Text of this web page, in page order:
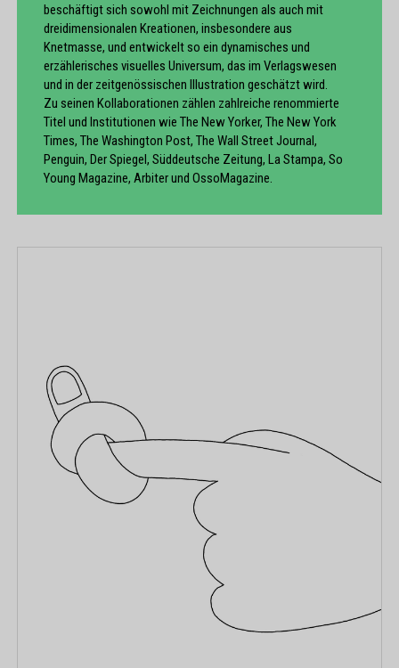
beschäftigt sich sowohl mit Zeichnungen als auch mit
dreidimensionalen Kreationen, insbesondere aus
Knetmasse, und entwickelt so ein dynamisches und
erzählerisches visuelles Universum, das im Verlagswesen
und in der zeitgenössischen Illustration geschätzt wird.
Zu seinen Kollaborationen zählen zahlreiche renommierte
Titel und Institutionen wie The New Yorker, The New York
Times, The Washington Post, The Wall Street Journal,
Penguin, Der Spiegel, Süddeutsche Zeitung, La Stampa, So
Young Magazine, Arbiter und OssoMagazine.